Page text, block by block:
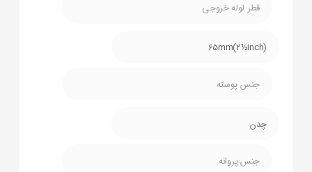
قطر لوله خروجی
65mm(2½inch)
جنس پوسته
چدن
جنس پروانه